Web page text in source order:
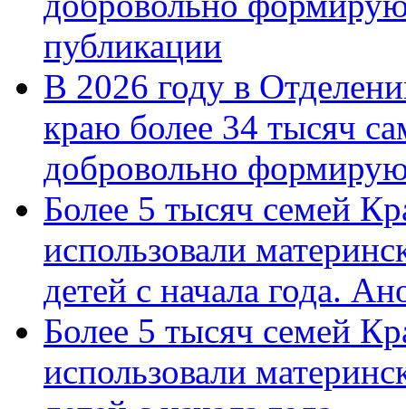
публикации
В 2026 году в
краю более 34 тысяч
добровольно
Более 5 тысяч семей
использовали
детей с начала года.
Более 5 тысяч семей
использовали